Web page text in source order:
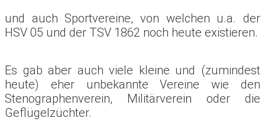
und auch Sportvereine, von welchen u.a. der
HSV 05 und der TSV 1862 noch heute existieren.
Es gab aber auch viele kleine und (zumindest
heute) eher unbekannte Vereine wie den
Stenographenverein, Militärverein oder die
Geflügelzüchter.